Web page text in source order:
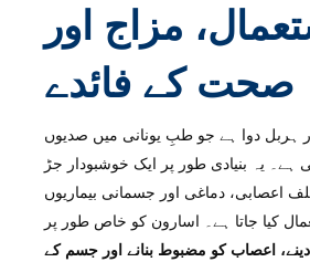
مزاج اور
صحت کے فائدے
ہربل دوا ہے جو طبِ یونانی میں صدیوں
یہ بنیادی طور پر ایک خوشبودار جڑ
اعصابی، دماغی اور جسمانی بیماریوں
کیا جاتا ہے۔ اسارون کو خاص طور پر
اعصاب کو مضبوط بنانے اور جسم کے